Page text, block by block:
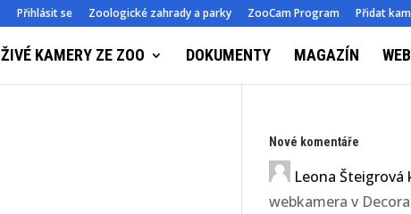
Přihlásit se Zoologické zahrady a parky ZooCam Program Přidat
ŽIVÉ KAMERY ZE ZOO DOKUMENTY MAGAZÍN
Nové komentáře
Leona Šteigrová
webkamera v